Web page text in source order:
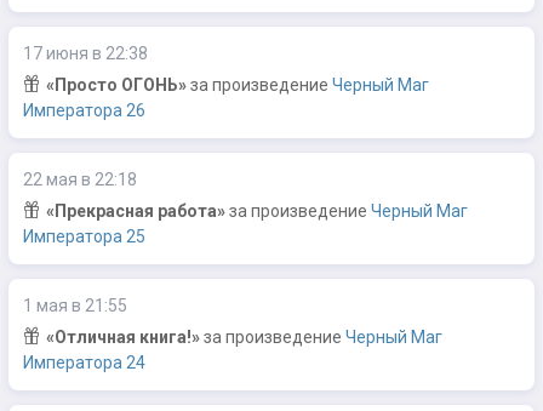
17 июня в 22:38
«Просто ОГОНЬ»за произведение Черный Маг
Императора 26
22 мая в 22:18
«Прекрасная работа»за произведение Черный Маг
Императора 25
1 мая в 21:55
«Отличная книга!»за произведение Черный Маг
Императора 24